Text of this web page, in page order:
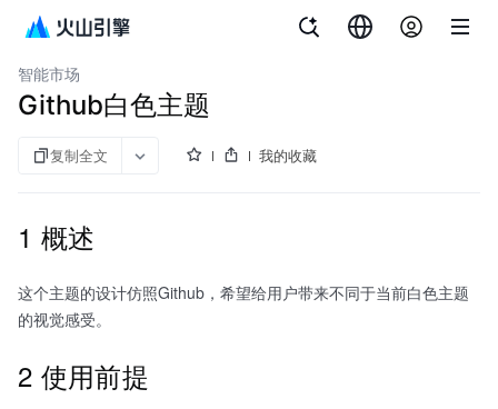
大数据研发治理套件
智能市场
Github白色主题
复制全文 我的收藏
1 概述
这个主题的设计仿照Github，希望给用户带来不同于当前白色主题
的视觉感受。
2 使用前提